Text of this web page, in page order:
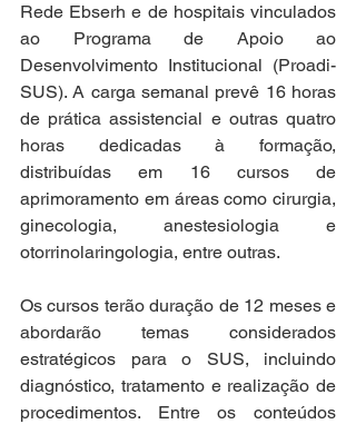
Rede Ebserh e de hospitais vinculados
ao Programa de Apoio ao
Desenvolvimento Institucional (Proadi-
SUS). A carga semanal prevê 16 horas
de prática assistencial e outras quatro
horas dedicadas à formação,
distribuídas em 16 cursos de
aprimoramento em áreas como cirurgia,
ginecologia, anestesiologia e
otorrinolaringologia, entre outras.
Os cursos terão duração de 12 meses e
abordarão temas considerados
estratégicos para o SUS, incluindo
diagnóstico, tratamento e realização de
procedimentos. Entre os conteúdos